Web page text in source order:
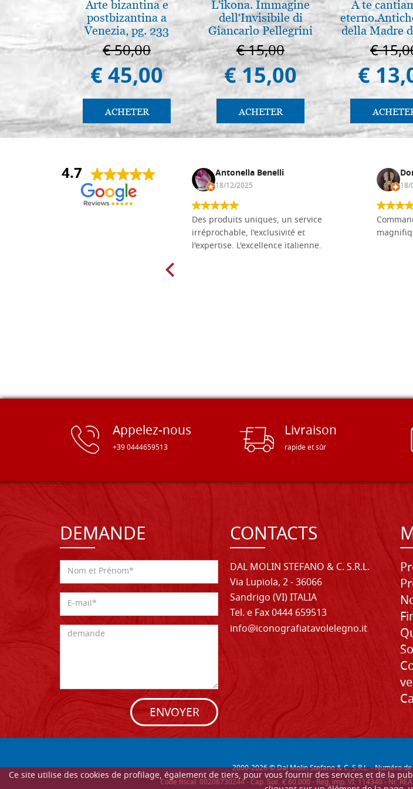
Ce site utilise des cookies de profilage, également de tiers, pour vous fournir des services et de la
Arte bizantina e
postbizantina a
Venezia, pg. 233
€ 50,00
€ 45,00
ACHETER
L'ikona. Immagine
dell'Invisibile di
Giancarlo Pellegrini
€ 15,00
€ 15,00
ACHETER
A te
della Madre
Vladimir e
(libro-cal.
€
€
4.7
Daniel Vandewalle Antonella Benelli
18/12/2025
Des produits uniques, un service
irréprochable, l'exclusivité et
l'expertise. L'excellence italienne.
18/
Appelez-nous
+39 0444659513
Livraison
rapide et sûr
DEMANDE
ENVOYER
CONTACTS
DAL MOLIN STEFANO & C. S.R.L.
Via Lupiola, 2 - 36066
Sandrigo (VI) ITALIA
Tel. e Fax 0444 659513
info@iconografiatavolelegno.it
2000-2026© Dal Molin Stefano & C. S.R.L. - Numéro
Code fiscal: 00206730244 - Cap. Soc. € 60.000 - Reg. imp. VI: 114340 - Nr.